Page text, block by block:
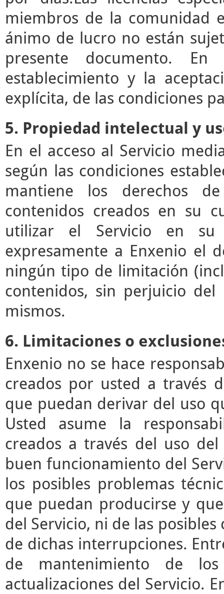
miembros de la comunidad
ánimo de lucro no están
presente documento.
establecimiento y la
explícita, de las condiciones
5. Propiedad intelectual y
En el acceso al Servicio
según las condiciones
mantiene los derechos
contenidos creados en su
utilizar el Servicio en su
expresamente a Enxenio el
ningún tipo de limitación
contenidos, sin perjuicio
mismos.
6. Limitaciones o
Enxenio no se hace
creados por usted a través
que puedan derivar del uso
Usted asume la
creados a través del uso
buen funcionamiento del
los posibles problemas
que puedan producirse y
del Servicio, ni de las
de dichas interrupciones.
de mantenimiento de
actualizaciones del Servicio.